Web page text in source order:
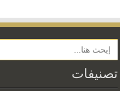
Search Button
تصنيفات